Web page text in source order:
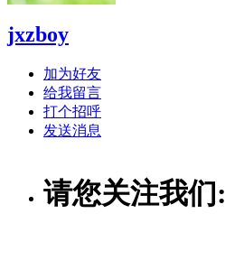
jxzboy
加为好友
给我留言
打个招呼
发送消息
请您关注我们: